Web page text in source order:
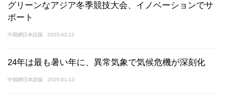
グリーンなアジア冬季競技大会、イノベーションでサ
ポート
中国網日本語版 2025-02-12
24年は最も暑い年に、異常気象で気候危機が深刻化
中国網日本語版 2025-01-13